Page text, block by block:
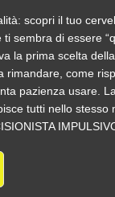
scopri il tuo
sembra di essere
la prima scelta
rimandare, come
pazienza usare.
tutti nello stesso